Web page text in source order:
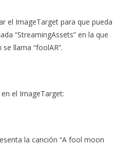
el ImageTarget para que pueda
“StreamingAssets” en la que
llama “foolAR”.
el ImageTarget:
la canción “A fool moon